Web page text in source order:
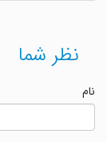
نظر شما